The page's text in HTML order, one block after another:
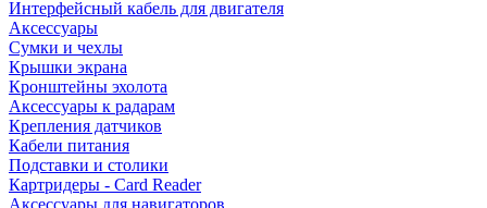
Интерфейсный кабель для двигателя
Аксессуары
Сумки и чехлы
Крышки экрана
Кронштейны эхолота
Аксессуары к радарам
Крепления датчиков
Кабели питания
Подставки и столики
Картридеры - Card Reader
Аксессуары для навигаторов